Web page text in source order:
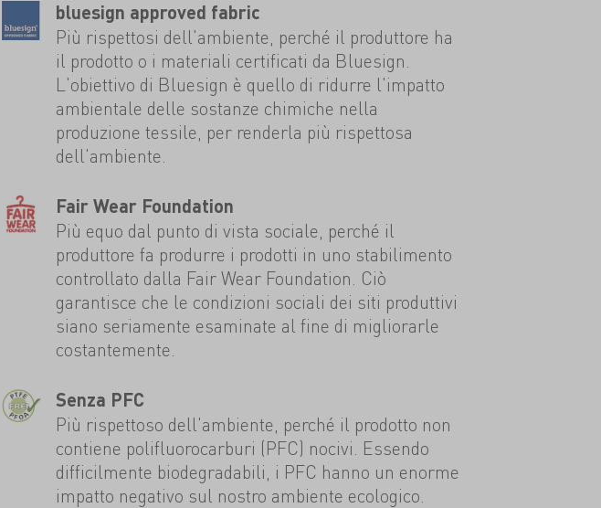
bluesign approved fabric
Più rispettosi dell'ambiente, perché il produttore ha
il prodotto o i materiali certificati da Bluesign.
L'obiettivo di Bluesign è quello di ridurre l'impatto
ambientale delle sostanze chimiche nella
produzione tessile, per renderla più rispettosa
dell'ambiente.
Fair Wear Foundation
Più equo dal punto di vista sociale, perché il
produttore fa produrre i prodotti in uno stabilimento
controllato dalla Fair Wear Foundation. Ciò
garantisce che le condizioni sociali dei siti produttivi
siano seriamente esaminate al fine di migliorarle
costantemente.
Senza PFC
Più rispettoso dell'ambiente, perché il prodotto non
contiene polifluorocarburi (PFC) nocivi. Essendo
difficilmente biodegradabili, i PFC hanno un enorme
impatto negativo sul nostro ambiente ecologico.